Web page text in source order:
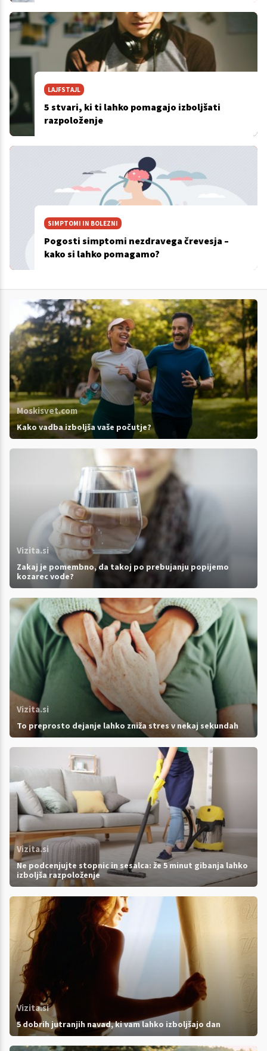
LAJFSTAJL
5 stvari, ki ti lahko pomagajo izboljšati
razpoloženje
SIMPTOMI IN BOLEZNI
Pogosti simptomi nezdravega črevesja –
kako si lahko pomagamo?
Moskisvet.com
Kako vadba izboljša vaše počutje?
Vizita.si
Zakaj je pomembno, da takoj po prebujanju popijemo
kozarec vode?
Vizita.si
To preprosto dejanje lahko zniža stres v nekaj sekundah
Vizita.si
Ne podcenjujte stopnic in sesalca: že 5 minut gibanja lahko
izboljša razpoloženje
Vizita.si
5 dobrih jutranjih navad, ki vam lahko izboljšajo dan